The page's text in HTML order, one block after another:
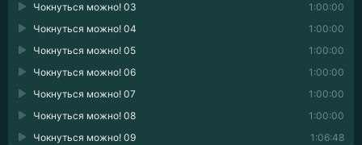
1:00:00
Чокнуться можно! 03
1:00:00
Чокнуться можно! 04
1:00:00
Чокнуться можно! 05
1:00:00
Чокнуться можно! 06
1:00:00
Чокнуться можно! 07
1:00:00
Чокнуться можно! 08
1:06:48
Чокнуться можно! 09